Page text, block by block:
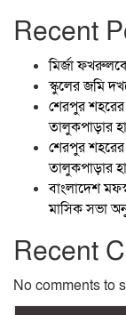
Recent
মির্জা ফখরুলকে
স্কুলের জমি
শেরপুর
তালুকপাড়ার
শেরপুর
তালুকপাড়ার
বাংলাদেশ
মাসিক সভা
Recent
No comments to